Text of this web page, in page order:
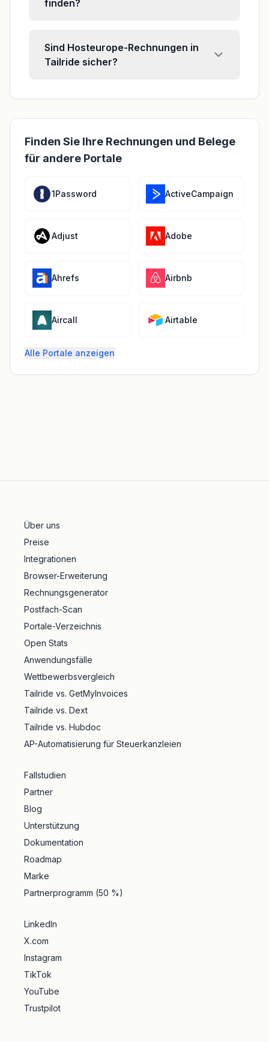
finden?
Sind Hosteurope-Rechnungen in
Tailride sicher?
Finden Sie Ihre Rechnungen und Belege
für andere Portale
1Password ActiveCampaign
Adjust Adobe
Ahrefs Airbnb
Aircall Airtable
Alle Portale anzeigen
Über uns
Preise
Integrationen
Browser-Erweiterung
Rechnungsgenerator
Postfach-Scan
Portale-Verzeichnis
Open Stats
Anwendungsfälle
Wettbewerbsvergleich
Tailride vs. GetMyInvoices
Tailride vs. Dext
Tailride vs. Hubdoc
AP-Automatisierung für Steuerkanzleien
Fallstudien
Partner
Blog
Unterstützung
Dokumentation
Roadmap
Marke
Partnerprogramm (50 %)
LinkedIn
X.com
Instagram
TikTok
YouTube
Trustpilot